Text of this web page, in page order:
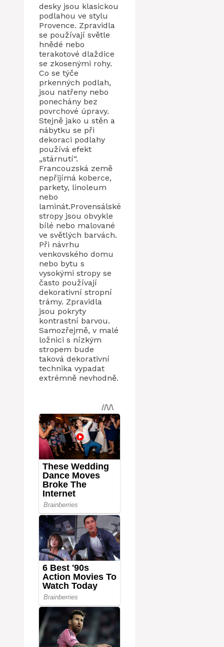
desky jsou klasickou
podlahou ve stylu
Provence. Zpravidla
se používají světle
hnědé nebo
terakotové dlaždice
se zkosenými rohy.
Co se týče
prkenných podlah,
jsou natřeny nebo
ponechány bez
povrchové úpravy.
Stejně jako u stěn a
nábytku se při
dekoraci podlahy
používá efekt
„stárnutí“.
Francouzská země
nepřijímá koberce,
parkety, linoleum
nebo
laminát.Provensálské
stropy jsou obvykle
bílé nebo malované
ve světlých barvách.
Při návrhu
venkovského domu
nebo bytu s
vysokými stropy se
často používají
dekorativní stropní
trámy. Zpravidla
jsou pokryty
kontrastní barvou.
Samozřejmě, v malé
ložnici s nízkým
stropem bude
taková dekorativní
technika vypadat
extrémně nevhodně.